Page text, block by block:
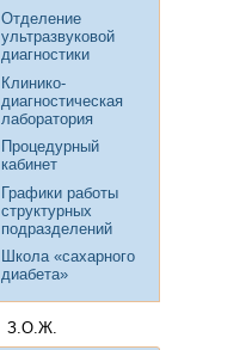
Отделение
ультразвуковой
диагностики
Клинико-
диагностическая
лаборатория
Процедурный
кабинет
Графики работы
структурных
подразделений
Школа «сахарного
диабета»
З.О.Ж.